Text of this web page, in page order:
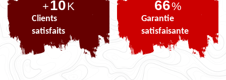
+10K
Clients
satisfaits
82%
Garantie
satisfaisante